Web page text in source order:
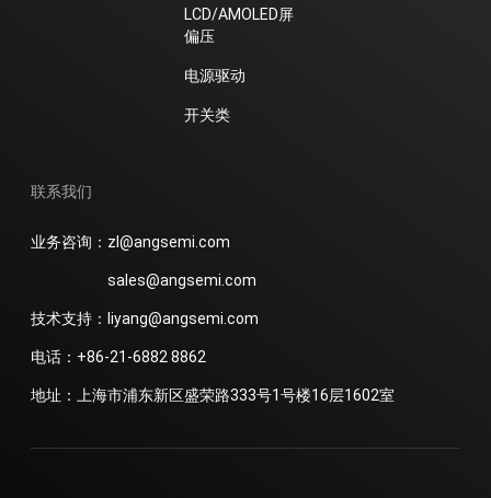
LCD/AMOLED屏
偏压
电源驱动
开关类
联系我们
业务咨询：zl@angsemi.com
sales@angsemi.com
技术支持：liyang@angsemi.com
电话：+86-21-6882 8862
地址：上海市浦东新区盛荣路333号1号楼16层1602室